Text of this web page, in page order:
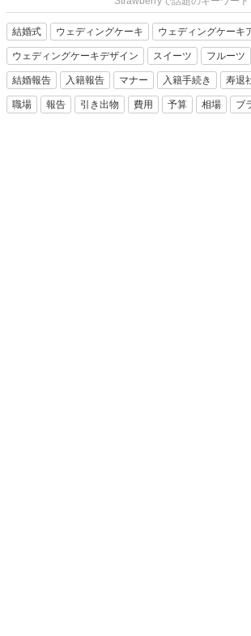
結婚式 ウェディングケーキ ウェディングケーキ
ウェディングケーキデザイン スイーツ フルーツ
結婚報告 入籍報告 マナー 入籍手続き 寿退
職場 報告 引き出物 費用 予算 相場 ブ